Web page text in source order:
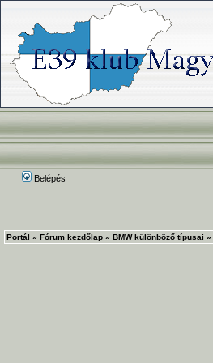
Belépés
Portál » Fórum kezdőlap » BMW különböző típusai »